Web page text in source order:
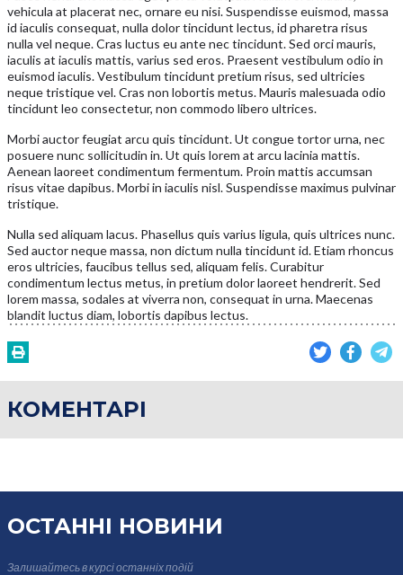
vehicula at placerat nec, ornare eu nisi. Suspendisse euismod, massa
id iaculis consequat, nulla dolor tincidunt lectus, id pharetra risus
nulla vel neque. Cras luctus eu ante nec tincidunt. Sed orci mauris,
iaculis at iaculis mattis, varius sed eros. Praesent vestibulum odio in
euismod iaculis. Vestibulum tincidunt pretium risus, sed ultricies
neque tristique vel. Cras non lobortis metus. Mauris malesuada odio
tincidunt leo consectetur, non commodo libero ultrices.
Morbi auctor feugiat arcu quis tincidunt. Ut congue tortor urna, nec
posuere nunc sollicitudin in. Ut quis lorem at arcu lacinia mattis.
Aenean laoreet condimentum fermentum. Proin mattis accumsan
risus vitae dapibus. Morbi in iaculis nisl. Suspendisse maximus pulvinar
tristique.
Nulla sed aliquam lacus. Phasellus quis varius ligula, quis ultrices nunc.
Sed auctor neque massa, non dictum nulla tincidunt id. Etiam rhoncus
eros ultricies, faucibus tellus sed, aliquam felis. Curabitur
condimentum lectus metus, in pretium dolor laoreet hendrerit. Sed
lorem massa, sodales at viverra non, consequat in urna. Maecenas
blandit luctus diam, lobortis dapibus lectus.
КОМЕНТАРІ
ОСТАННІ НОВИНИ
Залишайтесь в курсіостанніх подій